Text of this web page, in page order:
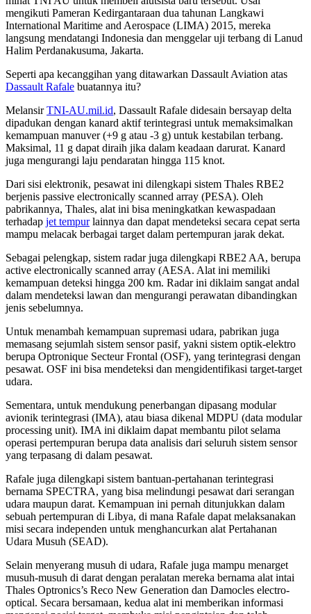
mengikuti Pameran Kedirgantaraan dua tahunan Langkawi
International Maritime and Aerospace (LIMA) 2015, mereka
langsung mendatangi Indonesia dan menggelar uji terbang di Lanud
Halim Perdanakusuma, Jakarta.
Seperti apa kecanggihan yang ditawarkan Dassault Aviation atas
Dassault Rafale buatannya itu?
MelansirTNI-AU.mil.id, Dassault Rafale didesain bersayap delta
dipadukan dengan kanard aktif terintegrasi untuk memaksimalkan
kemampuan manuver (+9 g atau -3 g) untuk kestabilan terbang.
Maksimal, 11 g dapat diraih jika dalam keadaan darurat. Kanard
juga mengurangi laju pendaratan hingga 115 knot.
Dari sisi elektronik, pesawat ini dilengkapi sistem Thales RBE2
berjenis passive electronically scanned array (PESA). Oleh
pabrikannya, Thales, alat ini bisa meningkatkan kewaspadaan
terhadap jet tempurlainnya dan dapat mendeteksi secara cepat serta
mampu melacak berbagai target dalam pertempuran jarak dekat.
Sebagai pelengkap, sistem radar juga dilengkapi RBE2 AA, berupa
active electronically scanned array (AESA. Alat ini memiliki
kemampuan deteksi hingga 200 km. Radar ini diklaim sangat andal
dalam mendeteksi lawan dan mengurangi perawatan dibandingkan
jenis sebelumnya.
Untuk menambah kemampuan supremasi udara, pabrikan juga
memasang sejumlah sistem sensor pasif, yakni sistem optik-elektro
berupa Optronique Secteur Frontal (OSF), yang terintegrasi dengan
pesawat. OSF ini bisa mendeteksi dan mengidentifikasi target-target
udara.
Sementara, untuk mendukung penerbangan dipasang modular
avionik terintegrasi (IMA), atau biasa dikenal MDPU (data modular
processing unit). IMA ini diklaim dapat membantu pilot selama
operasi pertempuran berupa data analisis dari seluruh sistem sensor
yang terpasang di dalam pesawat.
Rafale juga dilengkapi sistem bantuan-pertahanan terintegrasi
bernama SPECTRA, yang bisa melindungi pesawat dari serangan
udara maupun darat. Kemampuan ini pernah ditunjukkan dalam
sebuah pertempuran di Libya, di mana Rafale dapat melaksanakan
misi secara independen untuk menghancurkan alat Pertahanan
Udara Musuh (SEAD).
Selain menyerang musuh di udara, Rafale juga mampu menarget
musuh-musuh di darat dengan peralatan mereka bernama alat intai
Thales Optronics’s Reco New Generation dan Damocles electro-
optical. Secara bersamaan, kedua alat ini memberikan informasi